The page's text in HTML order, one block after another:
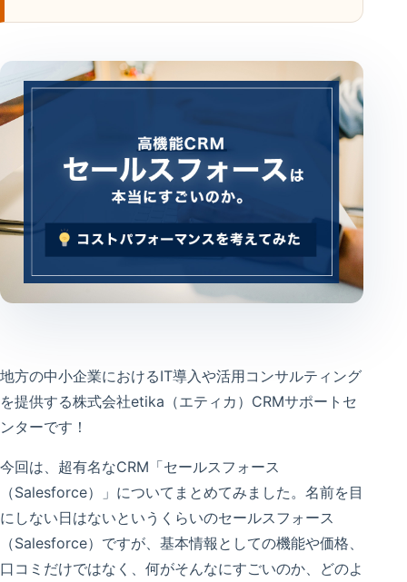
地方の中小企業におけるIT導入や活用コンサルティング
を提供する株式会社etika（エティカ）CRMサポートセ
ンターです！
今回は、超有名なCRM「セールスフォース
（Salesforce）」についてまとめてみました。名前を目
にしない日はないというくらいのセールスフォース
（Salesforce）ですが、基本情報としての機能や価格、
口コミだけではなく、何がそんなにすごいのか、どのよ